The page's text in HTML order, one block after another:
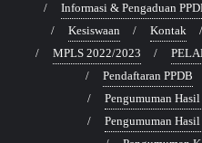
Informasi & Pengaduan
Kesiswaan
Kontak
MPLS 2022/2023
Pendaftaran PPDB
Pengumuman
Pengumuman